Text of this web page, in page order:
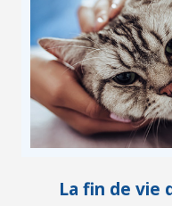
La fin de vie